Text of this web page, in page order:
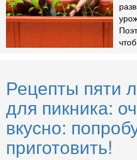
Рецепты пяти
для пикника:
вкусно:
приготовить!